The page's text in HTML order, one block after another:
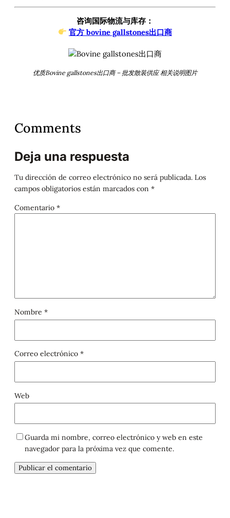
咨询国际物流与库存：
官方 bovine gallstones出口商
优质Bovine gallstones出口商 – 批发散装供应 相关说明图片
Comments
Deja una respuesta
Tu dirección de correo electrónico no será publicada. Los
campos obligatorios están marcados con *
Comentario *
Nombre *
Correo electrónico *
Web
Guarda mi nombre, correo electrónico y web en este
navegador para la próxima vez que comente.